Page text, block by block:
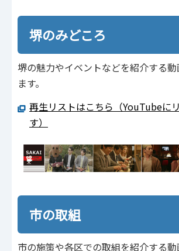
堺のみどころ
堺の魅力やイベントなどを紹介する
ます。
再生リストはこちら（YouTubeに
す）
市の取組
市の施策や各区での取組を紹介する